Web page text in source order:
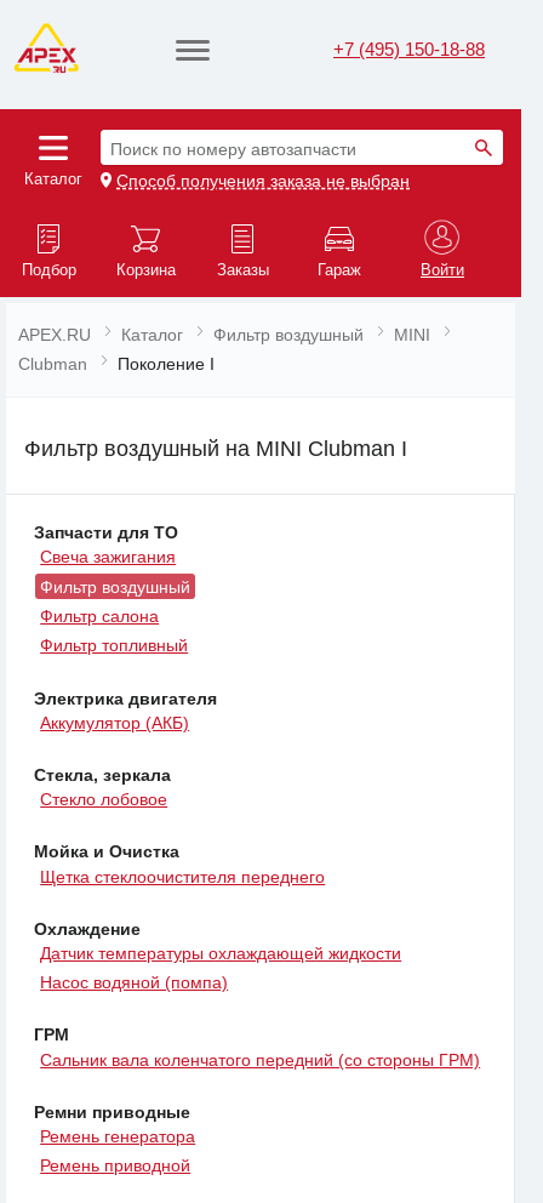
+7 (495) 150-18-88
Каталог
Поиск по номеру автозапчасти
Способ получения заказа не выбран
Подбор Корзина Заказы Гараж Войти
APEX.RU Каталог Фильтр воздушный
MINI
Clubman
Поколение I
Фильтр воздушный на MINI Clubman I
Запчасти для ТО
Свеча зажигания
Фильтр воздушный
Фильтр салона
Фильтр топливный
Электрика двигателя
Аккумулятор (АКБ)
Стекла, зеркала
Стекло лобовое
Мойка и Очистка
Щетка стеклоочистителя переднего
Охлаждение
Датчик температуры охлаждающей жидкости
Насос водяной (помпа)
ГРМ
Сальник вала коленчатого передний (со стороны ГРМ)
Ремни приводные
Ремень генератора
Ремень приводной